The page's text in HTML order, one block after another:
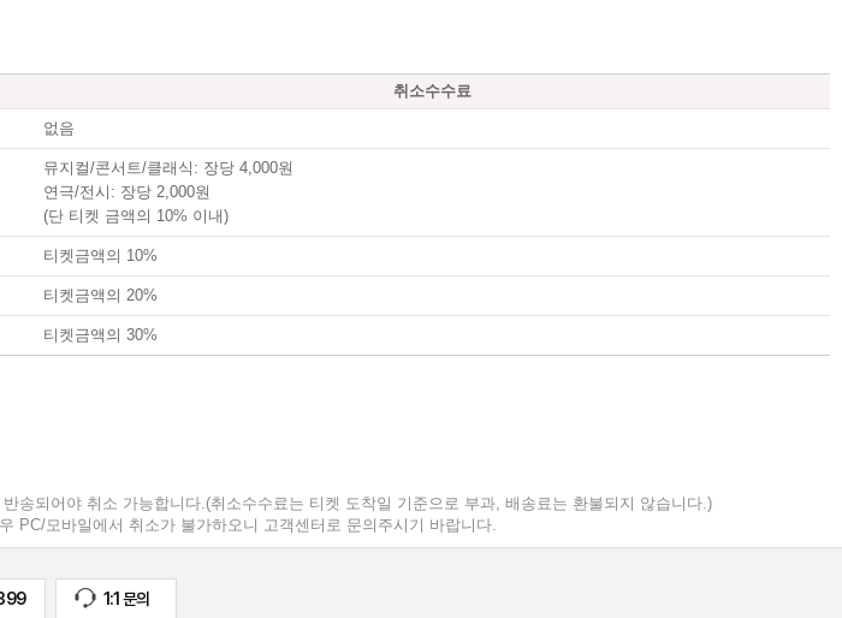
취소수수료
없음
뮤지컬/콘서트/클래식: 장당 4,000원
연극/전시: 장당 2,000원
(단 티켓 금액의 10% 이내)
티켓금액의 10%
티켓금액의 20%
티켓금액의 30%
되어야 취소 가능합니다.(취소수수료는 티켓 도착일 기준으로 부과, 배송료는 환불되지 않습니다.)
PC/모바일에서 취소가 불가하오니 고객센터로 문의주시기 바랍니다.
1:1 문의